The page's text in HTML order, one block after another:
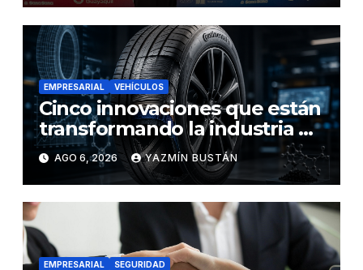
EMPRESARIAL VEHÍCULOS
Cinco innovaciones que están
transformando la industria de
los neumáticos y redefinen el
futuro de la movilidad
AGO 6, 2026 YAZMÍN BUSTÁN
EMPRESARIAL SEGURIDAD